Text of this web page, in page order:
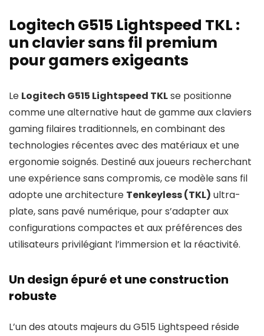
Logitech G515 Lightspeed TKL :
un clavier sans fil premium
pour gamers exigeants
Le Logitech G515 Lightspeed TKLse positionne
comme une alternative haut de gamme aux claviers
gaming filaires traditionnels, en combinant des
technologies récentes avec des matériaux et une
ergonomie soignés. Destiné aux joueurs recherchant
une expérience sans compromis, ce modèle sans fil
adopte une architecture Tenkeyless (TKL) ultra-
plate, sans pavé numérique, pour s’adapter aux
configurations compactes et aux préférences des
utilisateurs privilégiant l’immersion et la réactivité.
Un design épuré et une construction
robuste
L’un des atouts majeurs du G515 Lightspeed réside